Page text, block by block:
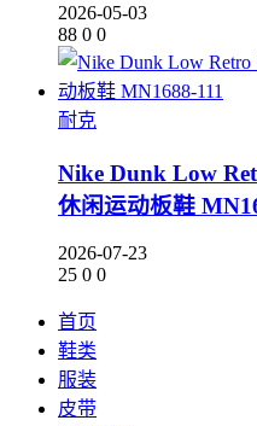
2026-05-03
88 0 0
耐克
Nike Dunk Low
休闲运动板鞋
2026-07-23
25 0 0
首页
鞋类
服装
皮带